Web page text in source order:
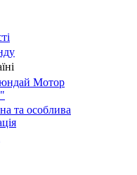
Мотор
та особлива